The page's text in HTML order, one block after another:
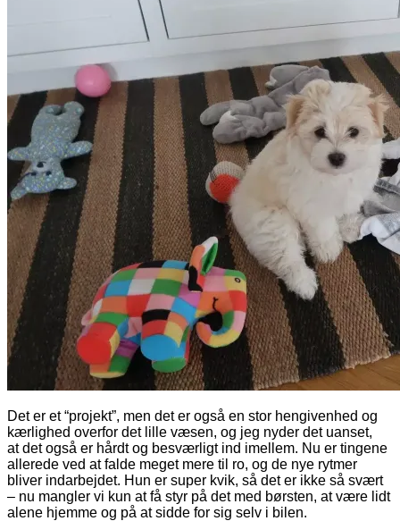
Det er et “projekt”, men det er også en stor hengivenhed og
kærlighed overfor det lille væsen, og jeg nyder det uanset,
at det også er hårdt og besværligt ind imellem. Nu er tingene
allerede ved at falde meget mere til ro, og de nye rytmer
bliver indarbejdet. Hun er super kvik, så det er ikke så svært
– nu mangler vi kun at få styr på det med børsten, at være lidt
alene hjemme og på at sidde for sig selv i bilen.